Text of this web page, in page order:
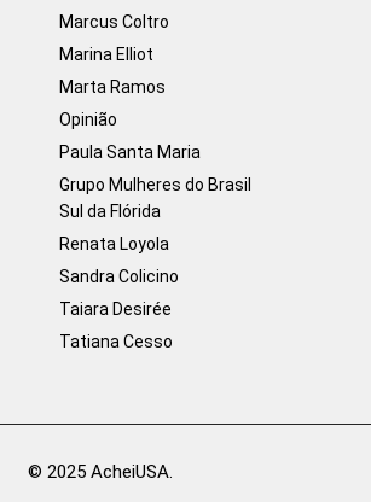
Marcus Coltro
Marina Elliot
Marta Ramos
Opinião
Paula Santa Maria
Grupo Mulheres do Brasil
Sul da Flórida
Renata Loyola
Sandra Colicino
Taiara Desirée
Tatiana Cesso
© 2025 AcheiUSA.